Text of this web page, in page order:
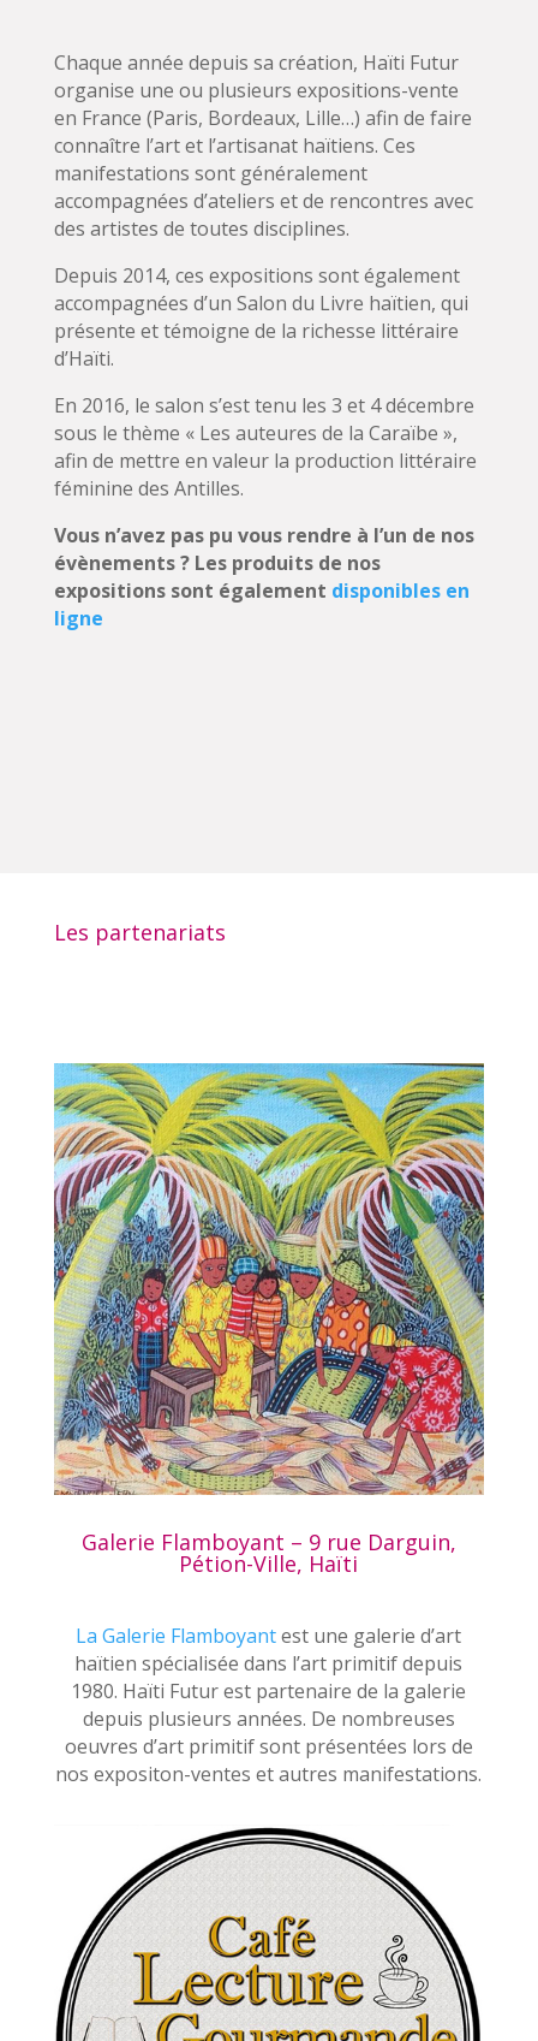
Chaque année depuis sa création, Haïti Futur
organise une ou plusieurs expositions-vente
en France (Paris, Bordeaux, Lille…) afin de faire
connaître l’art et l’artisanat haïtiens. Ces
manifestations sont généralement
accompagnées d’ateliers et de rencontres avec
des artistes de toutes disciplines.
Depuis 2014, ces expositions sont également
accompagnées d’un Salon du Livre haïtien, qui
présente et témoigne de la richesse littéraire
d’Haïti.
En 2016, le salon s’est tenu les 3 et 4 décembre
sous le thème « Les auteures de la Caraïbe »,
afin de mettre en valeur la production littéraire
féminine des Antilles.
Vous n’avez pas pu vous rendre à l’un de nos
évènements ? Les produits de nos
expositions sont également disponibles en
ligne
Les partenariats
Galerie Flamboyant – 9 rue Darguin,
Pétion-Ville, Haïti
La Galerie Flamboyantest une galerie d’art
haïtien spécialisée dans l’art primitif depuis
1980. Haïti Futur est partenaire de la galerie
depuis plusieurs années. De nombreuses
oeuvres d’art primitif sont présentées lors de
nos expositon-ventes et autres manifestations.